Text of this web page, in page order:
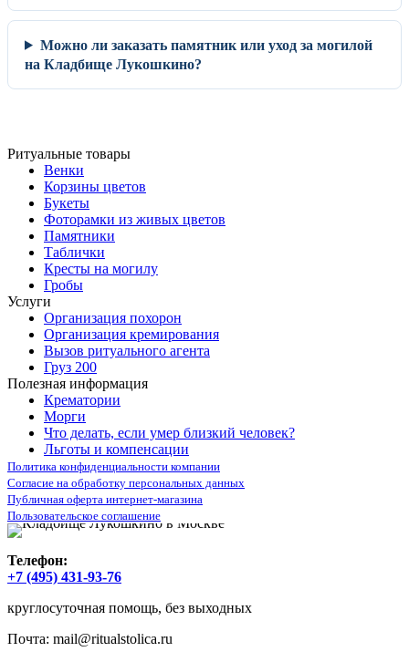
Можно ли заказать памятник или уход за могилой
на Кладбище Лукошкино?
Ритуальные товары
Венки
Корзины цветов
Букеты
Фоторамки из живых цветов
Памятники
Таблички
Кресты на могилу
Гробы
Услуги
Организация похорон
Организация кремирования
Вызов ритуального агента
Груз 200
Полезная информация
Крематории
Морги
Что делать, если умер близкий человек?
Льготы и компенсации
Политика конфиденциальности компании
Согласие на обработку персональных данных
Публичная оферта интернет-магазина
Пользовательское соглашение
Телефон:
+7 (495) 431-93-76
круглосуточная помощь, без выходных
Почта: mail@ritualstolica.ru